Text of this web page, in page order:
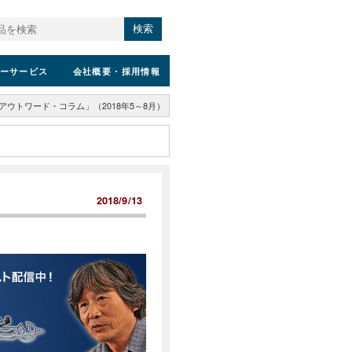
検索
サービス 会社概要 ・採用情報
ウトワード・コラム」（2018年5～8月）
2018/9/13